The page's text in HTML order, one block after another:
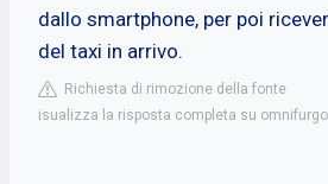
dallo smartphone, per poi
del taxi in arrivo.
Richiesta di rimozione della fonte
isualizza la risposta completa su